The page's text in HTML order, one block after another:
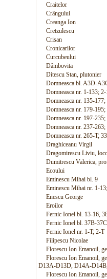
Craitelor
Crângului
Creanga Ion
Cretzulescu
Crisan
Cronicarilor
Curcubeului
Dâmbovita
Ditescu Stan, plutonier
Domneasca bl. A3D-
Domneasca nr. 1-133;
Domneasca nr. 135-
Domneasca nr. 179-
Domneasca nr. 197-
Domneasca nr. 237-
Domneasca nr. 265-T;
Draghiceanu Virgil
Dragomirescu Liviu,
Dumitrescu Valerica,
Ecoului
Eminescu Mihai bl. 9
Eminescu Mihai nr. 1-
Enescu George
Eroilor
Fernic Ionel bl. 13-16,
Fernic Ionel bl. 37B-
Fernic Ionel nr. 1-T; 2-T
Filipescu Nicolae
Florescu Ion Emanoil,
Florescu Ion Emanoil,
D13A-D13D, D14A-
Florescu Ion Emanoil,